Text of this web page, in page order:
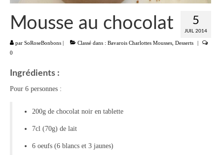
Entrées
Aumônières Feuilletés Samoussas
Blinis Cakes
Plats
Légumes
5
JUIL 2014
Mousse au chocolat
par SoRoseBonbons | Classé dans : Bavarois Charlottes Mousses Desserts
|
0
Ingrédients :
Pour 6 personnes :
200g de chocolat noir en tablette
7cl (70g) de lait
6 oeufs (6 blancs et 3 jaunes)